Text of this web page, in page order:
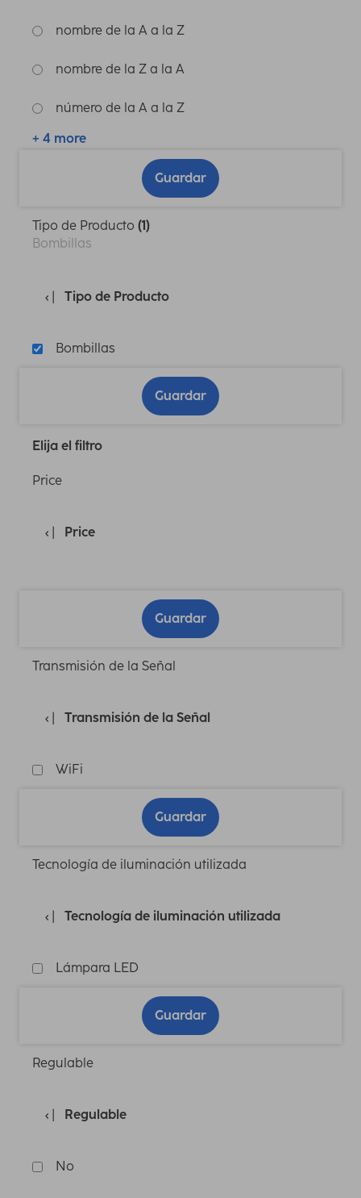
nombre de la A a la Z
nombre de la Z a la A
número de la A a la Z
+ 4 more
Guardar
Tipo de Producto (1)
Bombillas
Tipo de Producto
Bombillas
Guardar
Elija el filtro
Price
Price
Guardar
Transmisión de la Señal
Transmisión de la Señal
WiFi
Guardar
Tecnología de iluminación utilizada
Tecnología de iluminación utilizada
Lámpara LED
Guardar
Regulable
Regulable
No